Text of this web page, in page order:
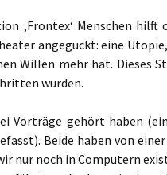
‚Frontex‘ Menschen hilft
angeguckt: eine
Willen mehr hat. Dieses
wurden.
Vorträge gehört haben
Beide haben von
nur noch in Computern